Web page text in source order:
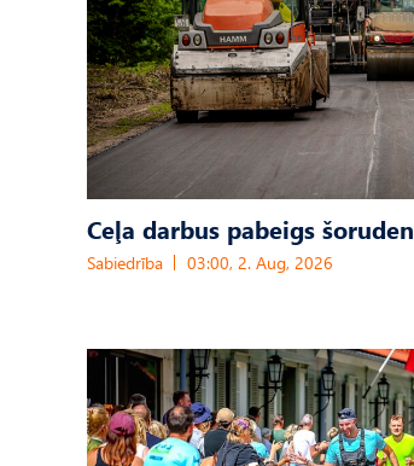
Ceļa darbus pabeigs šoruden
Sabiedrība 03:00, 2. Aug, 2026